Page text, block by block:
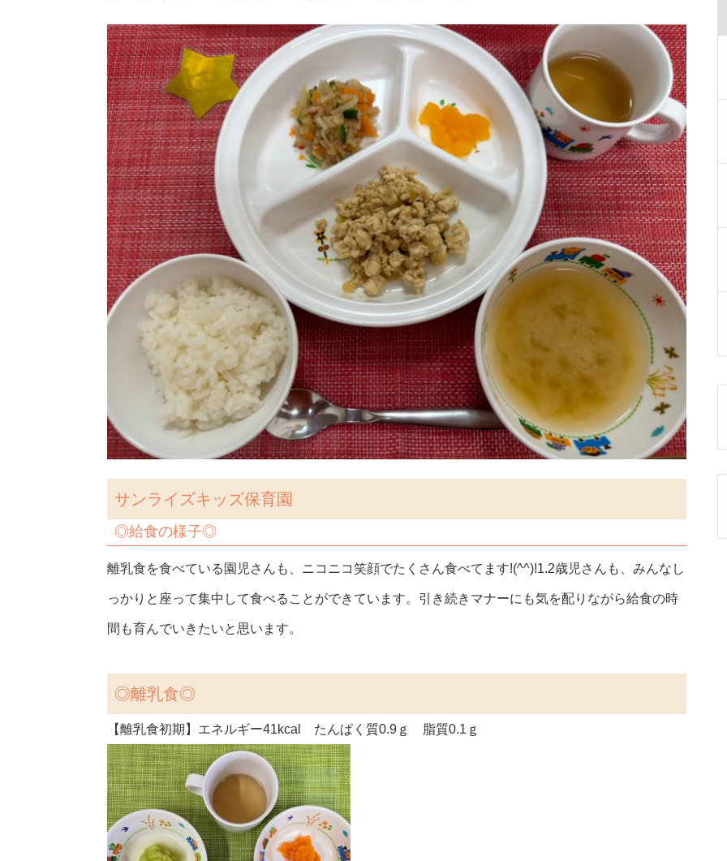
サンライズキッズ保育園
◎給食の様子◎
離乳食を食べている園児さんも、ニコニコ笑顔でたくさん食べてます!(^^)!1.2歳児さんも、みんなし
っかりと座って集中して食べることができています。引き続きマナーにも気を配りながら給食の時
間も育んでいきたいと思います。
◎離乳食◎
【離乳食初期】エネルギー41kcal たんぱく質0.9ｇ 脂質0.1ｇ